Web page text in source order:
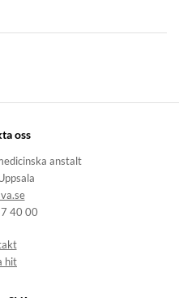
oss
anstalt
40 00
hit